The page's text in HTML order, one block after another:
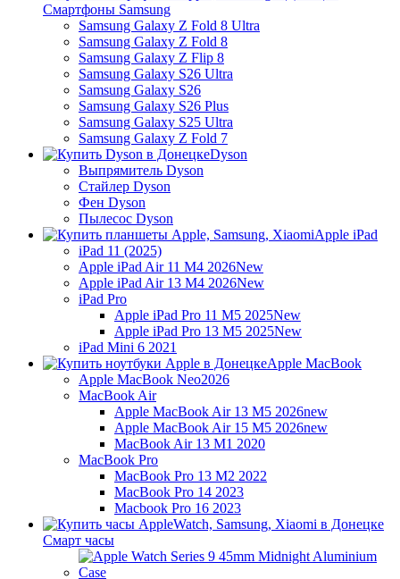
Смартфоны Samsung
Samsung Galaxy Z Fold 8 Ultra
Samsung Galaxy Z Fold 8
Samsung Galaxy Z Flip 8
Samsung Galaxy S26 Ultra
Samsung Galaxy S26
Samsung Galaxy S26 Plus
Samsung Galaxy S25 Ultra
Samsung Galaxy Z Fold 7
Dyson
Выпрямитель Dyson
Стайлер Dyson
Фен Dyson
Пылесос Dyson
Apple iPad
iPad 11 (2025)
Apple iPad Air 11 M4 2026New
Apple iPad Air 13 M4 2026New
iPad Pro
Apple iPad Pro 11 M5 2025New
Apple iPad Pro 13 M5 2025New
iPad Mini 6 2021
Apple MacBook
Apple MacBook Neo2026
MacBook Air
Apple MacBook Air 13 M5 2026new
Apple MacBook Air 15 M5 2026new
MacBook Air 13 M1 2020
MacBook Pro
MacBook Pro 13 M2 2022
MacBook Pro 14 2023
Macbook Pro 16 2023
Смарт часы